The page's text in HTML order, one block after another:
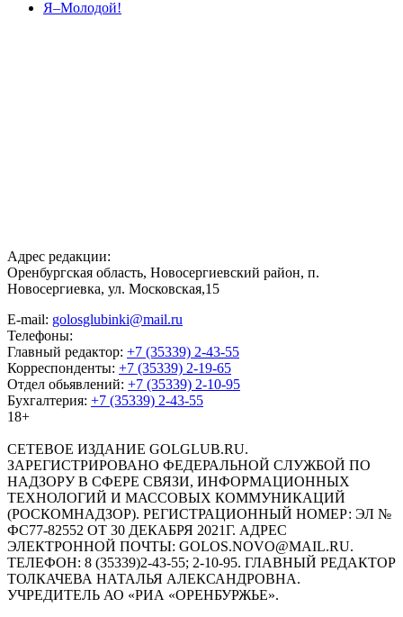
Я–Молодой!
Адрес редакции:
Оренбургская область, Новосергиевский район, п.
Новосергиевка, ул. Московская,15
E-mail: golosglubinki@mail.ru
Телефоны:
Главный редактор: +7 (35339) 2-43-55
Корреспонденты: +7 (35339) 2-19-65
Отдел обьявлений: +7 (35339) 2-10-95
Бухгалтерия: +7 (35339) 2-43-55
18+
СЕТЕВОЕ ИЗДАНИЕ GOLGLUB.RU.
ЗАРЕГИСТРИРОВАНО ФЕДЕРАЛЬНОЙ СЛУЖБОЙ ПО
НАДЗОРУ В СФЕРЕ СВЯЗИ, ИНФОРМАЦИОННЫХ
ТЕХНОЛОГИЙ И МАССОВЫХ КОММУНИКАЦИЙ
(РОСКОМНАДЗОР). РЕГИСТРАЦИОННЫЙ НОМЕР: ЭЛ №
ФС77-82552 ОТ 30 ДЕКАБРЯ 2021Г. АДРЕС
ЭЛЕКТРОННОЙ ПОЧТЫ: GOLOS.NOVO@MAIL.RU.
ТЕЛЕФОН: 8 (35339)2-43-55; 2-10-95. ГЛАВНЫЙ РЕДАКТОР
ТОЛКАЧЕВА НАТАЛЬЯ АЛЕКСАНДРОВНА.
УЧРЕДИТЕЛЬ АО «РИА «ОРЕНБУРЖЬЕ».